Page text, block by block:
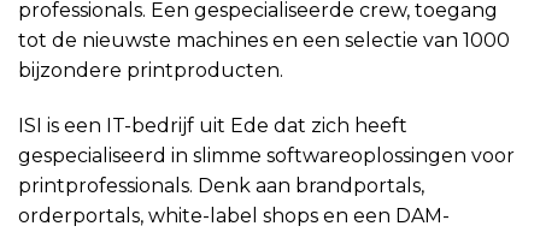
professionals. Een gespecialiseerde crew, toegang
tot de nieuwste machines en een selectie van 1000
bijzondere printproducten.
ISI is een IT-bedrijf uit Ede dat zich heeft
gespecialiseerd in slimme softwareoplossingen voor
printprofessionals. Denk aan brandportals,
orderportals, white-label shops en een DAM-